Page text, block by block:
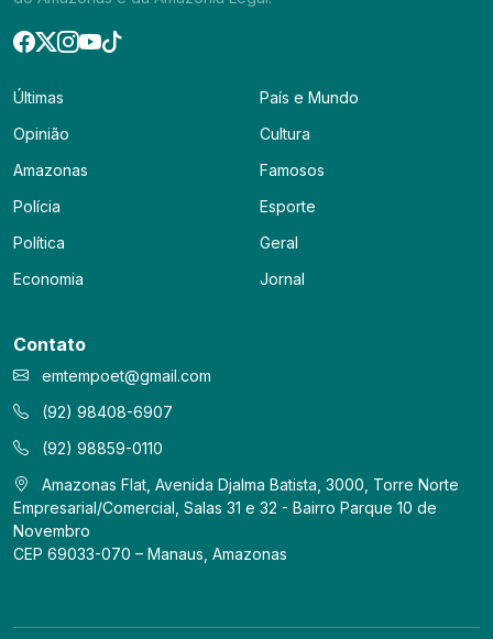
Últimas
Opinião
Amazonas
Polícia
Política
Economia
País e Mundo
Cultura
Famosos
Esporte
Geral
Jornal
Contato
emtempoet@gmail.com
(92) 98408-6907
(92) 98859-0110
Amazonas Flat, Avenida Djalma Batista, 3000, Torre Norte
Empresarial/Comercial, Salas 31 e 32 - Bairro Parque 10 de
Novembro
CEP 69033-070 – Manaus, Amazonas